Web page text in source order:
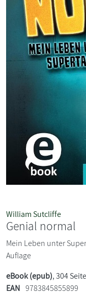
William Sutcliffe
Genial normal
Mein Leben unter
Auflage
eBook (epub), 304
EAN 9783845855899